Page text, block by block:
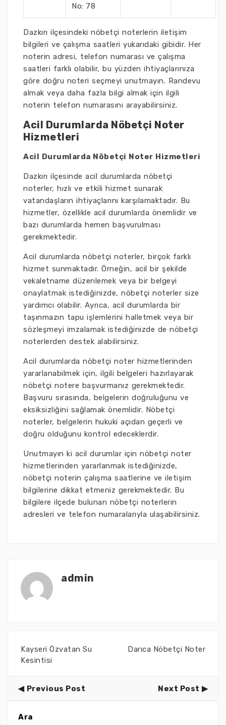
No: 78
Dazkırı ilçesindeki nöbetçi noterlerin iletişim
bilgileri ve çalışma saatleri yukarıdaki gibidir. Her
noterin adresi, telefon numarası ve çalışma
saatleri farklı olabilir, bu yüzden ihtiyaçlarınıza
göre doğru noteri seçmeyi unutmayın. Randevu
almak veya daha fazla bilgi almak için ilgili
noterin telefon numarasını arayabilirsiniz.
Acil Durumlarda Nöbetçi Noter
Hizmetleri
Acil Durumlarda Nöbetçi Noter Hizmetleri
Dazkırı ilçesinde acil durumlarda nöbetçi
noterler, hızlı ve etkili hizmet sunarak
vatandaşların ihtiyaçlarını karşılamaktadır. Bu
hizmetler, özellikle acil durumlarda önemlidir ve
bazı durumlarda hemen başvurulması
gerekmektedir.
Acil durumlarda nöbetçi noterler, birçok farklı
hizmet sunmaktadır. Örneğin, acil bir şekilde
vekaletname düzenlemek veya bir belgeyi
onaylatmak istediğinizde, nöbetçi noterler size
yardımcı olabilir. Ayrıca, acil durumlarda bir
taşınmazın tapu işlemlerini halletmek veya bir
sözleşmeyi imzalamak istediğinizde de nöbetçi
noterlerden destek alabilirsiniz.
Acil durumlarda nöbetçi noter hizmetlerinden
yararlanabilmek için, ilgili belgeleri hazırlayarak
nöbetçi notere başvurmanız gerekmektedir.
Başvuru sırasında, belgelerin doğruluğunu ve
eksiksizliğini sağlamak önemlidir. Nöbetçi
noterler, belgelerin hukuki açıdan geçerli ve
doğru olduğunu kontrol edeceklerdir.
Unutmayın ki acil durumlar için nöbetçi noter
hizmetlerinden yararlanmak istediğinizde,
nöbetçi noterin çalışma saatlerine ve iletişim
bilgilerine dikkat etmeniz gerekmektedir. Bu
bilgilere ilçede bulunan nöbetçi noterlerin
adresleri ve telefon numaralarıyla ulaşabilirsiniz.
admin
Kayseri Özvatan Su
Kesintisi
Darıca Nöbetçi Noter
Previous Post Next Post
Ara